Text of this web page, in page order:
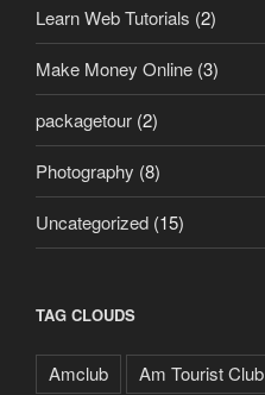
Learn Web Tutorials (2)
Make Money Online (3)
packagetour (2)
Photography (8)
Uncategorized (15)
TAG CLOUDS
Amclub Am Tourist Club